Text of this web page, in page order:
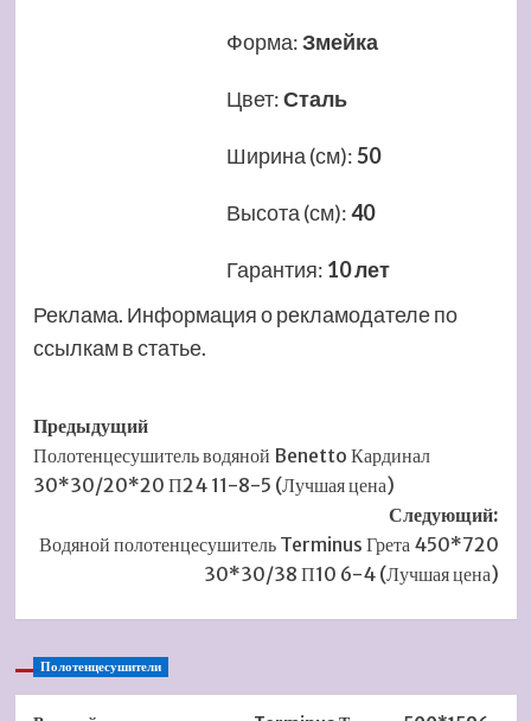
Форма:Змейка
Цвет:Сталь
Ширина (см):50
Высота (см):40
Гарантия: 10 лет
Реклама. Информация о рекламодателе по
ссылкам в статье.
Навигация
записи
Предыдущий
Полотенцесушитель водяной Benetto Кардинал
30*30/20*20 П24 11-8-5 (Лучшая цена)
Следующий:
Водяной полотенцесушитель Terminus Грета 450*720
30*30/38 П10 6-4 (Лучшая цена)
Полотенцесушители